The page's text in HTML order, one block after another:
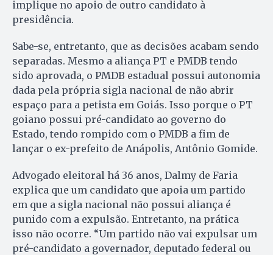
implique no apoio de outro candidato à
presidência.
Sabe-se, entretanto, que as decisões acabam sendo
separadas. Mesmo a aliança PT e PMDB tendo
sido aprovada, o PMDB estadual possui autonomia
dada pela própria sigla nacional de não abrir
espaço para a petista em Goiás. Isso porque o PT
goiano possui pré-candidato ao governo do
Estado, tendo rompido com o PMDB a fim de
lançar o ex-prefeito de Anápolis, Antônio Gomide.
Advogado eleitoral há 36 anos, Dalmy de Faria
explica que um candidato que apoia um partido
em que a sigla nacional não possui aliança é
punido com a expulsão. Entretanto, na prática
isso não ocorre. “Um partido não vai expulsar um
pré-candidato a governador, deputado federal ou